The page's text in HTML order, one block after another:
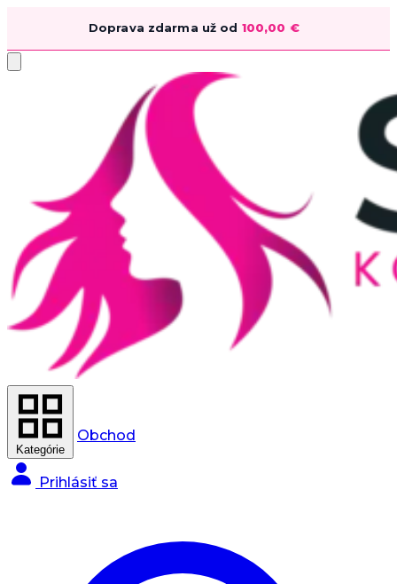
Doprava zdarma už od 100,00 €
Kategórie
Obchod
Prihlásiť sa